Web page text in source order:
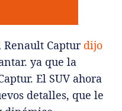
Renault Captur dijo
ya que la
El SUV ahora
detalles, que le